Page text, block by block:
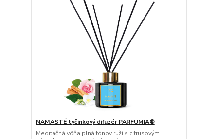
NAMASTÉ tyčinkový difuzér PARFUMIA®
Meditačná vôňa plná tónov ruží s citrusovým